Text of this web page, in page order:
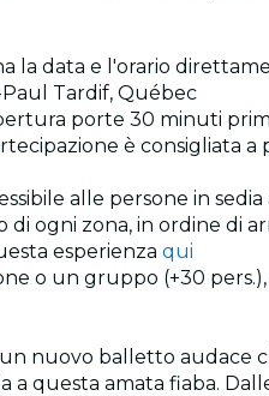
la data e l'orario
Paul Tardif, Québec
porte 30 minuti
è consigliata
alle persone in
di ogni zona, in ordine di
esperienza qui
o un gruppo (+30
nuovo balletto audace
a questa amata fiaba.